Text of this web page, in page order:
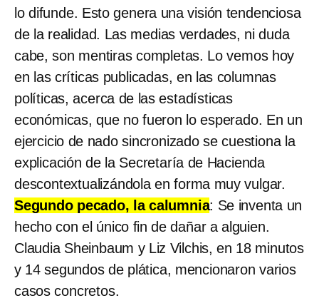
lo difunde. Esto genera una visión tendenciosa
de la realidad. Las medias verdades, ni duda
cabe, son mentiras completas. Lo vemos hoy
en las críticas publicadas, en las columnas
políticas, acerca de las estadísticas
económicas, que no fueron lo esperado. En un
ejercicio de nado sincronizado se cuestiona la
explicación de la Secretaría de Hacienda
descontextualizándola en forma muy vulgar.
Segundo pecado, la calumnia: Se inventa un
hecho con el único fin de dañar a alguien.
Claudia Sheinbaum y Liz Vilchis, en 18 minutos
y 14 segundos de plática, mencionaron varios
casos concretos.